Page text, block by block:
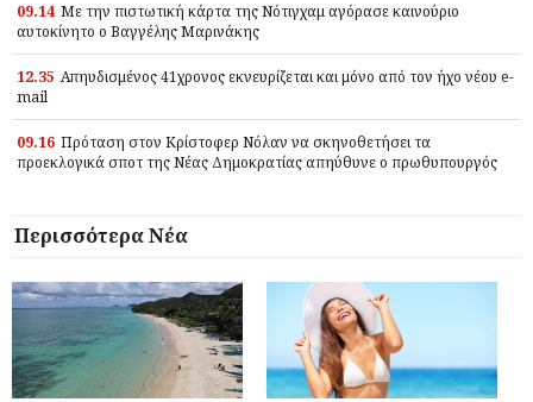
09.14 Με την πιστωτική κάρτα της Νότιγχαμ αγόρασε καινούριο
αυτοκίνητο ο Βαγγέλης Μαρινάκης
12.35 Απηυδισμένος 41χρονος εκνευρίζεται και μόνο από τον ήχο νέου e-
mail
09.16 Πρόταση στον Κρίστοφερ Νόλαν να σκηνοθετήσει τα
προεκλογικά σποτ της Νέας Δημοκρατίας απηύθυνε ο πρωθυπουργός
Περισσότερα Νέα